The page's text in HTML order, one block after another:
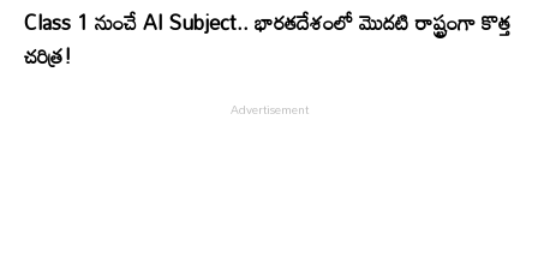
Class 1 నుంచే AI Subject.. భారతదేశంలో మొదటి రాష్ట్రంగా కొత్త
చరిత్ర!